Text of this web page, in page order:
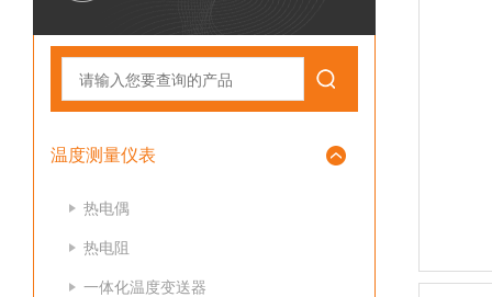
温度测量仪表
热电偶
热电阻
一体化温度变送器